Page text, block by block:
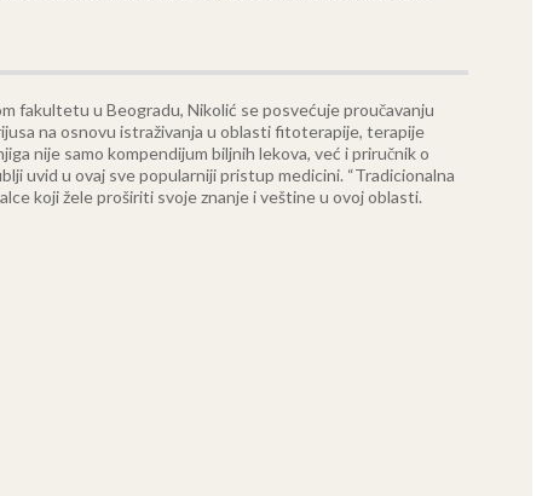
fakultetu u Beogradu, Nikolić se posvećuje proučavanju
na osnovu istraživanja u oblasti fitoterapije, terapije
nije samo kompendijum biljnih lekova, već i priručnik o
uvid u ovaj sve popularniji pristup medicini. “Tradicionalna
koji žele proširiti svoje znanje i veštine u ovoj oblasti.